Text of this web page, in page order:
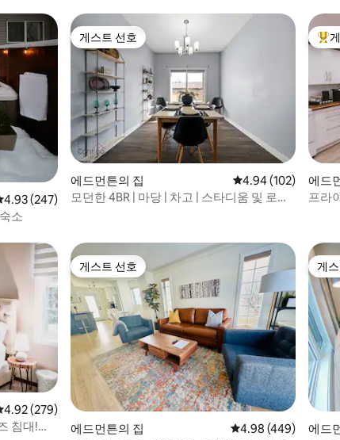
점 4.93점(5점 만점), 후기 247개
4.93 (247)
소
게스트 선호
게스트 선호
에드먼튼의 집 평점 4.94점(5점 만
4.94 (102)
모던한 4BR | 마당 | 차고 | 스타디움 및 로저
상
에드
프라
점 4.92점(5점 만점), 후기 279개
4.92 (279)
침대!
게스트 선호
게스트 선호
에드먼튼의 집 평점 4.98점(5점 만
4.98 (449)
게
게
에드